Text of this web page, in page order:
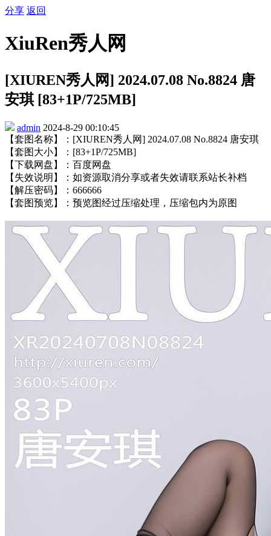
分享 返回
XiuRen秀人网
[XIUREN秀人网] 2024.07.08 No.8824 唐
安琪 [83+1P/725MB]
admin 2024-8-29 00:10:45
【套图名称】：[XIUREN秀人网] 2024.07.08 No.8824 唐安琪
【套图大小】：[83+1P/725MB]
【下载网盘】：百度网盘
【失效说明】：如资源取消分享或者失效请联系站长补档
【解压密码】：666666
【套图预览】：预览图经过压缩处理，压缩包内为原图